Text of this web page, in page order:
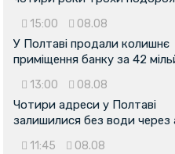
15:00 08.08
У Полтаві продали колишнє
приміщення банку за 42
13:00 08.08
Чотири адреси у Полтаві
залишилися без води через
11:45 08.08